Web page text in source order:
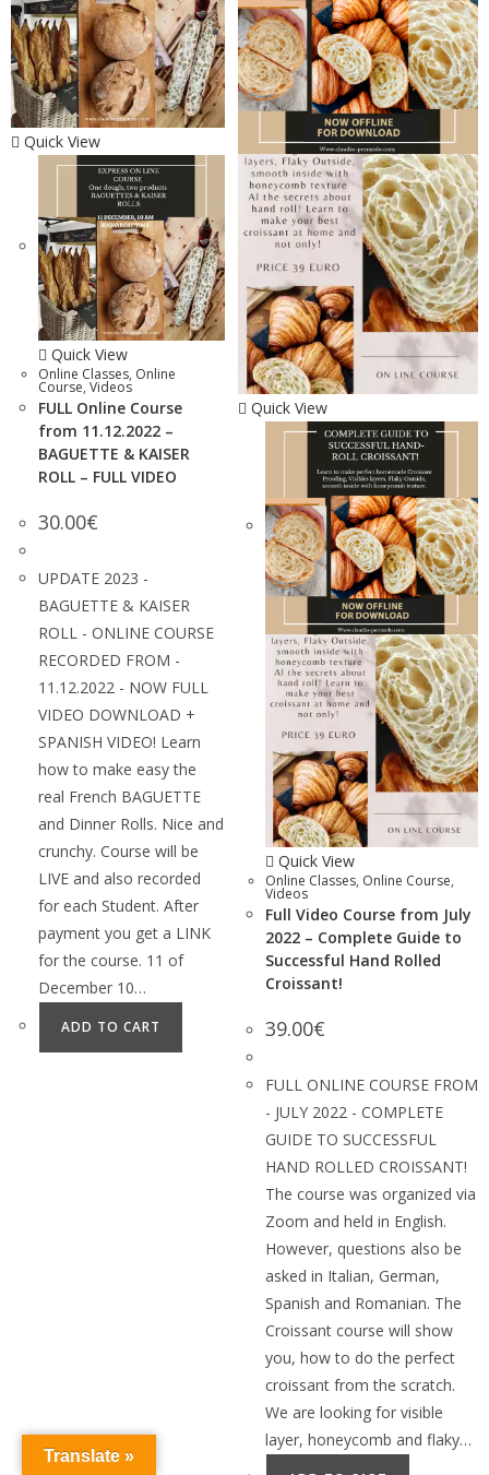
Quick View
Quick View
Online Classes, Online
Course, Videos
FULL Online Course
from 11.12.2022 –
BAGUETTE & KAISER
ROLL – FULL VIDEO
30.00€
UPDATE 2023 -
BAGUETTE & KAISER
ROLL - ONLINE COURSE
RECORDED FROM -
11.12.2022 - NOW FULL
VIDEO DOWNLOAD +
SPANISH VIDEO! Learn
how to make easy the
real French BAGUETTE
and Dinner Rolls. Nice and
crunchy. Course will be
LIVE and also recorded
for each Student. After
payment you get a LINK
for the course. 11 of
December 10…
ADD TO CART
Quick View
Quick View
Online Classes, Online Course,
Videos
Full Video Course from July
2022 – Complete Guide to
Successful Hand Rolled
Croissant!
39.00€
FULL ONLINE COURSE FROM
- JULY 2022 - COMPLETE
GUIDE TO SUCCESSFUL
HAND ROLLED CROISSANT!
The course was organized via
Zoom and held in English.
However, questions also be
asked in Italian, German,
Spanish and Romanian. The
Croissant course will show
you, how to do the perfect
croissant from the scratch.
We are looking for visible
layer, honeycomb and flaky…
Translate »